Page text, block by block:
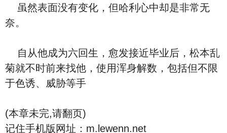
虽然表面没有变化，但哈利心中却是非常无
奈。
自从他成为六回生，愈发接近毕业后，松本乱
菊就不时前来找他，使用浑身解数，包括但不限
于色诱、威胁等手
(本章未完,请翻页)
记住手机版网址：m.lewenn.net